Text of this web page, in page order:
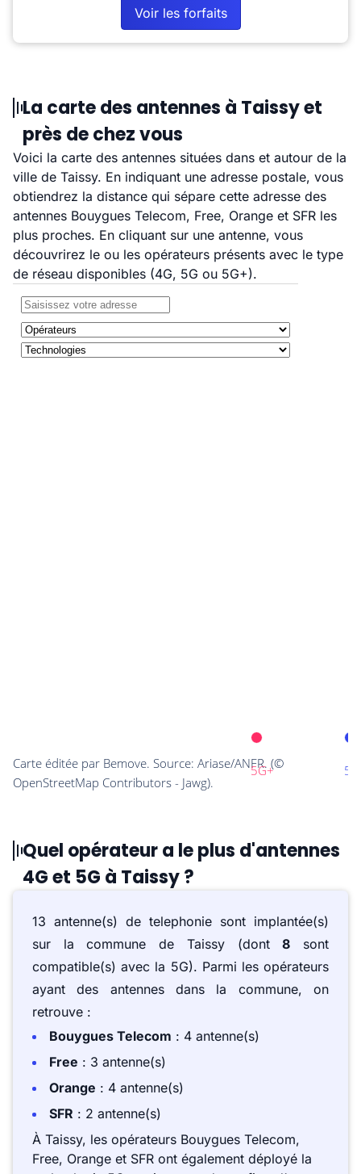
Voir les forfaits
La carte des antennes à Taissy et
près de chez vous
Voici la carte des antennes situées dans et autour de la
ville de Taissy. En indiquant une adresse postale, vous
obtiendrez la distance qui sépare cette adresse des
antennes Bouygues Telecom, Free, Orange et SFR les
plus proches. En cliquant sur une antenne, vous
découvrirez le ou les opérateurs présents avec le type
de réseau disponibles (4G, 5G ou 5G+).
Quel opérateur a le plus d'antennes
4G et 5G à Taissy ?
13 antenne(s) de telephonie sont implantée(s)
sur la commune de Taissy (dont8 sont
compatible(s) avec la 5G). Parmi les opérateurs
ayant des antennes dans la commune, on
retrouve :
Bouygues Telecom : 4 antenne(s)
Free : 3 antenne(s)
Orange : 4 antenne(s)
SFR : 2 antenne(s)
À Taissy, les opérateurs Bouygues Telecom,
Free, Orange et SFR ont également déployé la